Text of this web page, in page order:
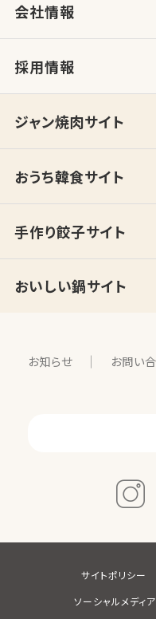
会社情報
採用情報
ジャン焼肉サイト
おうち韓食サイト
手作り餃子サイト
おいしい鍋サイト
お知らせ お問い
サイトポリシー
ソーシャルメディ